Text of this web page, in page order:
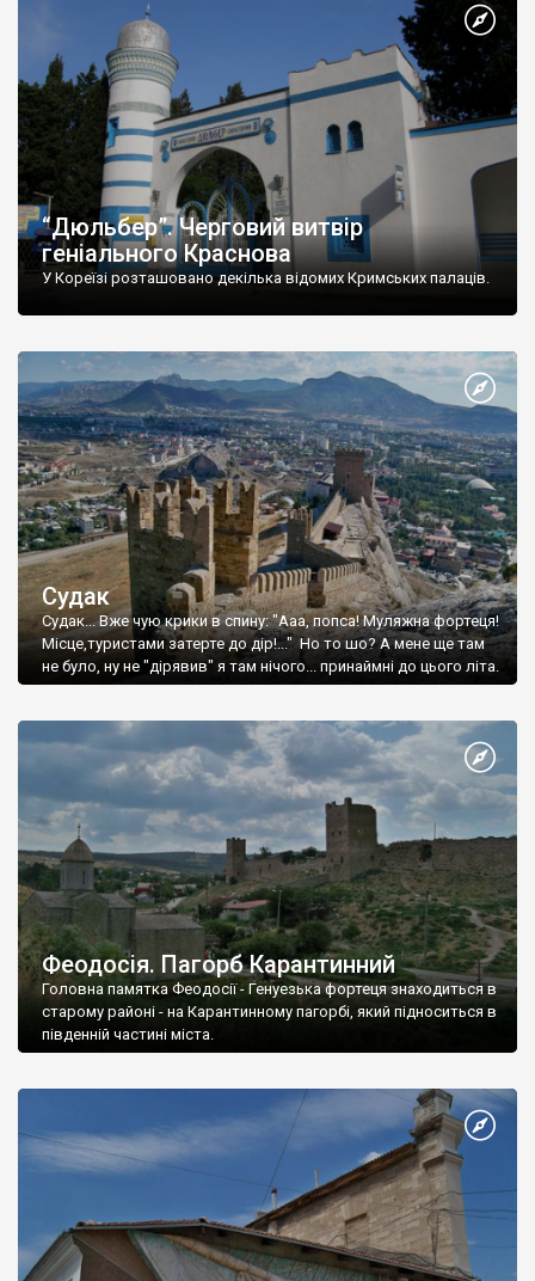
“Дюльбер”. Черговий витвір
геніального Краснова
У Кореїзі розташовано декілька відомих Кримських палаців.
Судак
Судак... Вже чую крики в спину: "Ааа, попса! Муляжна фортеця!
Місце,туристами затерте до дір!..." Но то шо? А мене ще там
не було, ну не "дірявив" я там нічого... принаймні до цього літа.
Феодосія. Пагорб Карантинний
Головна памятка Феодосії - Генуезька фортеця знаходиться в
старому районі - на Карантинному пагорбі, який підноситься в
південній частині міста.